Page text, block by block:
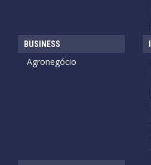
BUSINESS
Agronegócio